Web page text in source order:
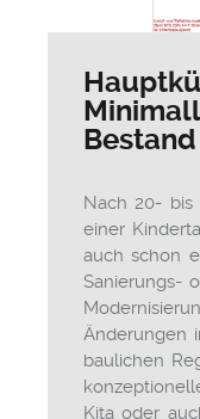
Bestand
Nach 20- bis
einer
auch schon
Sanierungs-
Änderungen
baulichen
Kita oder